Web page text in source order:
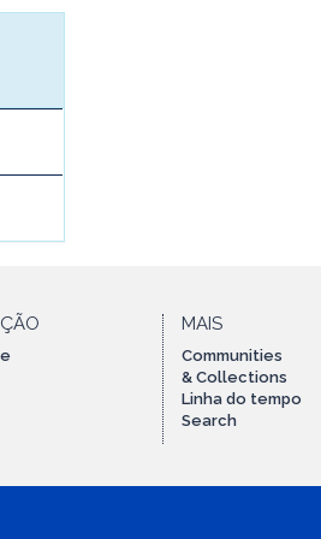
MAIS
Communities
& Collections
Linha do tempo
Search